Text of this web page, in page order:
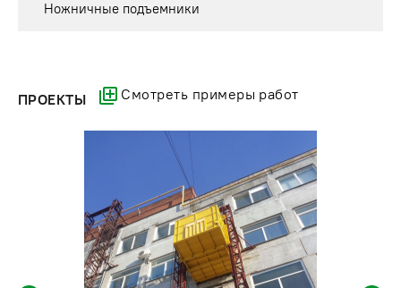
Ножничные подъемники
ПРОЕКТЫ Смотреть примеры работ